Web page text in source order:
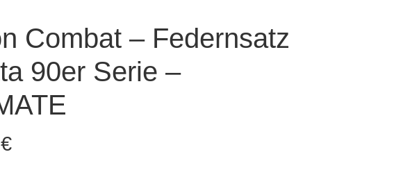
Combat – Federnsatz
90er Serie –
€